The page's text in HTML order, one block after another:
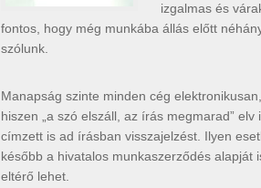
izgalmas és
fontos, hogy még munkába állás előtt
szólunk.
Manapság szinte minden cég
hiszen „a szó elszáll, az írás megmarad”
címzett is ad írásban visszajelzést. Ilyen
később a hivatalos munkaszerződés alapját
eltérő lehet.